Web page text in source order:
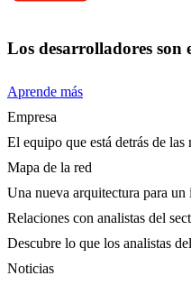
Los desarrolladores son
Aprende más
Empresa
El equipo que está detrás de
Mapa de la red
Una nueva arquitectura para un
Relaciones con analistas del
Descubre lo que los analistas
Noticias